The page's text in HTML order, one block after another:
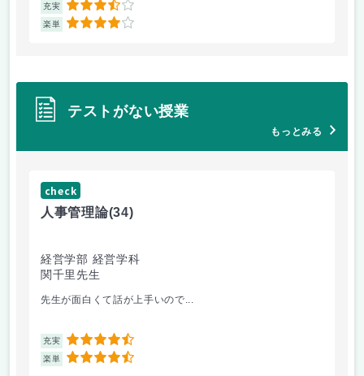
充実 3.5
楽単 4
テストがない授業
もっとみる
check
人事管理論(34)
経営学部 経営学科
関千里先生
先生が面白くて話が上手いので...
充実 4.5
楽単 4.5